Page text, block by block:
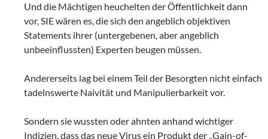
Und die Mächtigen heuchelten der Öffentlichkeit dann
vor, SIE wären es, die sich den angeblich objektiven
Statements ihrer (untergebenen, aber angeblich
unbeeinflussten) Experten beugen müssen.
Andererseits lag bei einem Teil der Besorgten nicht einfach
tadelnswerte Naivität und Manipulierbarkeit vor.
Sondern sie wussten oder ahnten anhand wichtiger
Indizien, dass das neue Virus ein Produkt der „Gain-of-